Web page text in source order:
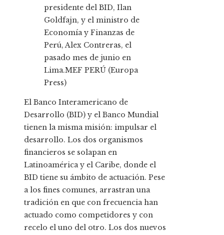
presidente del BID, Ilan
Goldfajn, y el ministro de
Economía y Finanzas de
Perú, Alex Contreras, el
pasado mes de junio en
Lima.MEF PERÚ (Europa
Press)
El Banco Interamericano de
Desarrollo (BID) y el Banco Mundial
tienen la misma misión: impulsar el
desarrollo. Los dos organismos
financieros se solapan en
Latinoamérica y el Caribe, donde el
BID tiene su ámbito de actuación. Pese
a los fines comunes, arrastran una
tradición en que con frecuencia han
actuado como competidores y con
recelo el uno del otro. Los dos nuevos